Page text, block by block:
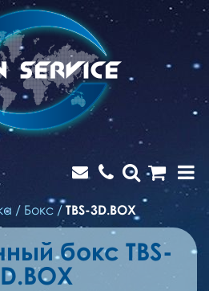
/ Бокс / TBS-3D.BOX
бокс TBS-